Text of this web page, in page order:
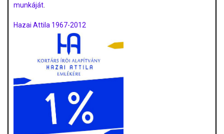
munkáját.
Hazai Attila 1967-2012